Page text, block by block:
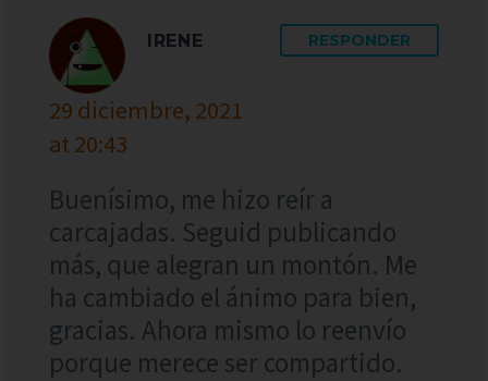
IRENE
29 diciembre, 2021
at 20:43
RESPONDER
Buenísimo, me hizo reír a
carcajadas. Seguid publicando
más, que alegran un montón. Me
ha cambiado el ánimo para bien,
gracias. Ahora mismo lo reenvío
porque merece ser compartido.